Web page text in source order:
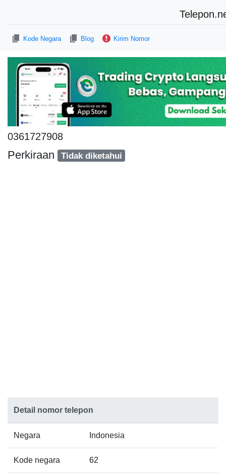
Kode Negara Blog Kirim Nomor
0361727908
Perkiraan Tidak diketahui
Detail nomor telepon
Negara Indonesia
Kode negara 62